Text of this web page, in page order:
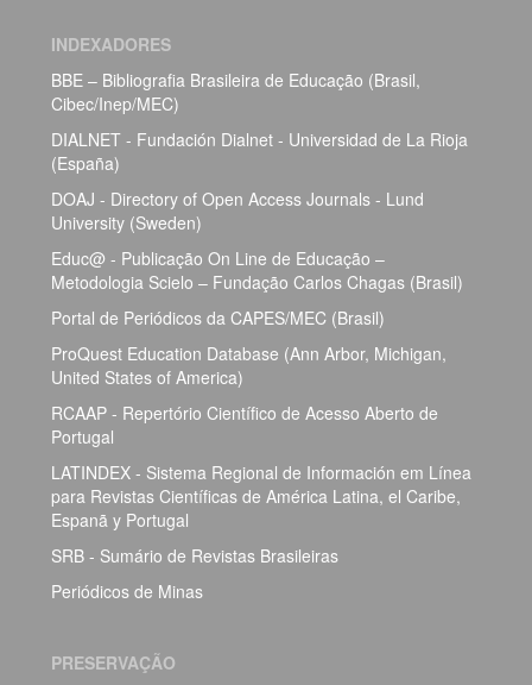
INDEXADORES
BBE – Bibliografia Brasileira de Educação (Brasil,
Cibec/Inep/MEC)
DIALNET - Fundación Dialnet - Universidad de La Rioja
(España)
DOAJ - Directory of Open Access Journals - Lund
University (Sweden)
Educ@ - Publicação On Line de Educação –
Metodologia Scielo – Fundação Carlos Chagas (Brasil)
Portal de Periódicos da CAPES/MEC (Brasil)
ProQuest Education Database (Ann Arbor, Michigan,
United States of America)
RCAAP - Repertório Científico de Acesso Aberto de
Portugal
LATINDEX - Sistema Regional de Información em Línea
para Revistas Científicas de América Latina, el Caribe,
Espanã y Portugal
SRB - Sumário de Revistas Brasileiras
Periódicos de Minas
PRESERVAÇÃO